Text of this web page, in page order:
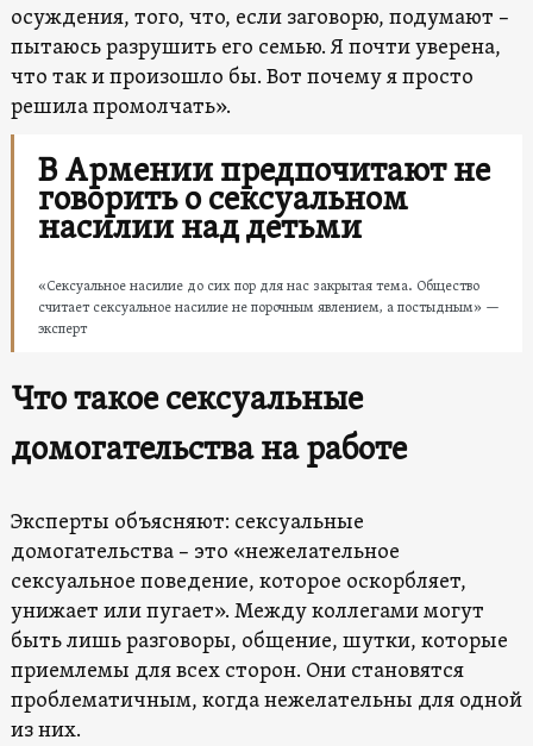
осуждения, того, что, если заговорю, подумают –
пытаюсь разрушить его семью. Я почти уверена,
что так и произошло бы. Вот почему я просто
решила промолчать».
В Армении предпочитают не
говорить о сексуальном
насилии над детьми
«Сексуальное насилие до сих пор для нас закрытая тема. Общество
считает сексуальное насилие не порочным явлением, а постыдным» —
эксперт
Что такое сексуальные
домогательства на работе
Эксперты объясняют: сексуальные
домогательства – это «нежелательное
сексуальное поведение, которое оскорбляет,
унижает или пугает». Между коллегами могут
быть лишь разговоры, общение, шутки, которые
приемлемы для всех сторон. Они становятся
проблематичным, когда нежелательны для одной
из них.